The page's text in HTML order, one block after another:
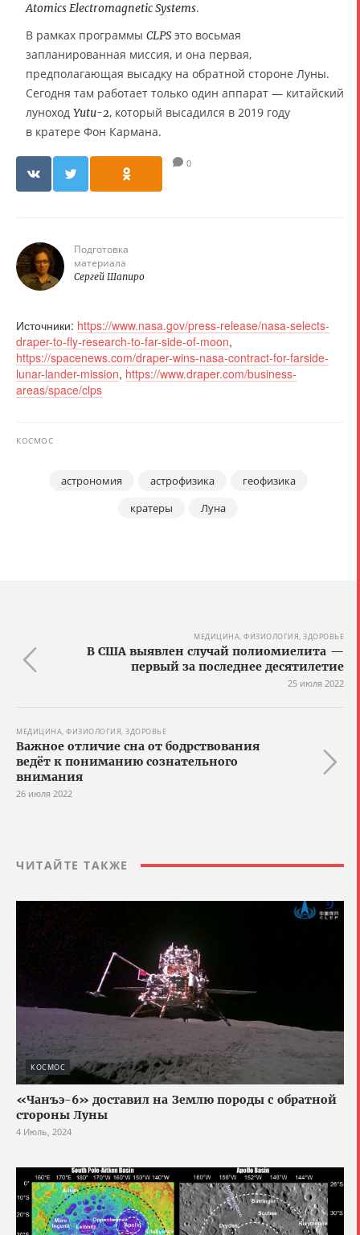
Atomics Electromagnetic Systems.
В рамках программы CLPS это восьмая
запланированная миссия, и она первая,
предполагающая высадку на обратной стороне Луны.
Сегодня там работает только один аппарат — китайский
луноход Yutu-2, который высадился в 2019 году
в кратере Фон Кармана.
0
Подготовка
материала
Сергей Шапиро
Источники: https://www.nasa.gov/press-release/nasa-selects-
draper-to-fly-research-to-far-side-of-moon,
https://spacenews.com/draper-wins-nasa-contract-for-farside-
lunar-lander-mission, https://www.draper.com/business-
areas/space/clps
КОСМОС
астрономия астрофизика
геофизика
кратеры
Луна
МЕДИЦИНА, ФИЗИОЛОГИЯ, ЗДОРОВЬЕ
В США выявлен случай полиомиелита —
первый за последнее десятилетие
25 июля 2022
МЕДИЦИНА, ФИЗИОЛОГИЯ, ЗДОРОВЬЕ
Важное отличие сна от бодрствования
ведёт к пониманию сознательного
внимания
26 июля 2022
ЧИТАЙТЕ ТАКЖЕ
КОСМОС
«Чанъэ-6» доставил на Землю породы с обратной
стороны Луны
4 Июль, 2024